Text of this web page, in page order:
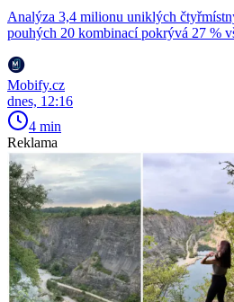
Analýza 3,4 milionu uniklých
pouhých 20 kombinací pokrývá 27 %
Mobify.cz
dnes, 12:16
4 min
Reklama